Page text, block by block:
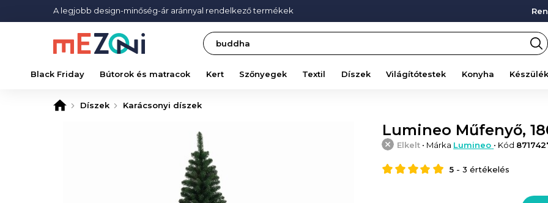
A legjobb design-minőség-ár aránnyal rendelkező termékek
Search
Black Friday Bútorok és matracok Kert Szőnyegek Textil Díszek Világítótestek Konyha
Díszek Karácsonyi díszek
Lumineo Műfenyő,
Elkelt • Márka Lumineo • Kód
5 -3 értékelés